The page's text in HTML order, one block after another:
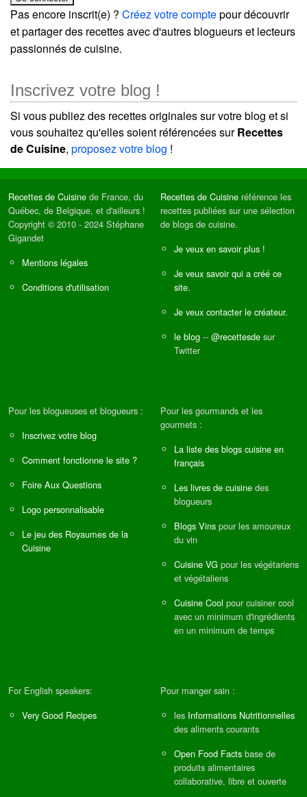
Pas encore inscrit(e) ? Créez votre comptepour découvrir
et partager des recettes avec d'autres blogueurs et lecteurs
passionnés de cuisine.
Inscrivez votre blog !
Si vous publiez des recettes originales sur votre blog et si
vous souhaitez qu'elles soient référencées surRecettes
de Cuisine, proposez votre blog !
Recettes de Cuisine de France, du
Québec, de Belgique, et d'ailleurs !
Copyright © 2010 - 2024 Stéphane
Gigandet
Mentions légales
Conditions d'utilisation
Recettes de Cuisine référence les
recettes publiées sur une sélection
de blogs de cuisine.
Je veux en savoir plus !
Je veux savoir qui a créé ce
site.
Je veux contacter le créateur.
le blog -- @recettesde sur
Twitter
Pour les blogueuses et blogueurs :
Inscrivez votre blog
Comment fonctionne le site ?
Foire Aux Questions
Logo personnalisable
Le jeu des Royaumes de la
Cuisine
Pour les gourmands et les
gourmets :
La liste des blogs cuisine en
français
Les livres de cuisine des
blogueurs
Blogs Vins pour les amoureux
du vin
Cuisine VG pour les végétariens
et végétaliens
Cuisine Cool pour cuisiner cool
avec un minimum d'ingrédients
en un minimum de temps
For English speakers:
Very Good Recipes
Pour manger sain :
les Informations Nutritionnelles
des aliments courants
Open Food Facts base de
produits alimentaires
collaborative, libre et ouverte